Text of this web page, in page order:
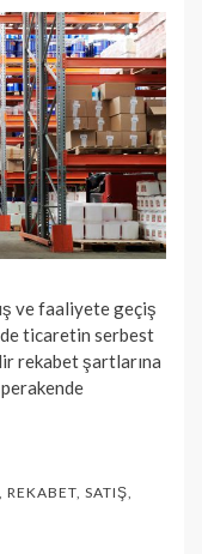
ve faaliyete geçiş
ticaretin serbest
rekabet şartlarına
, REKABET, SATIŞ,